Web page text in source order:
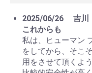
2025/06/26 吉川
これからも
私は、ヒューマン
をしてから、そこ
用をさせて頂くよ